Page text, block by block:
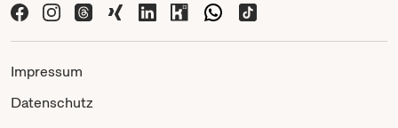
Impressum
Datenschutz